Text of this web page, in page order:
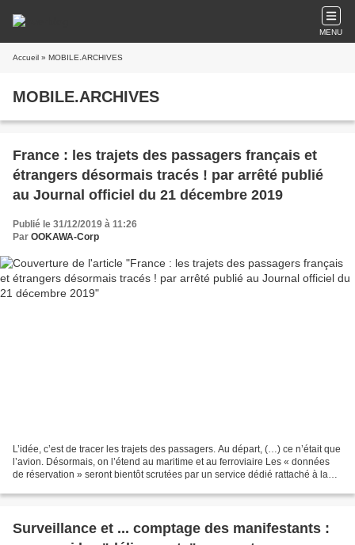
MENU
Accueil » MOBILE.ARCHIVES
MOBILE.ARCHIVES
France : les trajets des passagers français et
étrangers désormais tracés ! par arrêté publié
au Journal officiel du 21 décembre 2019
Publié le 31/12/2019 à 11:26
Par OOKAWA-Corp
L’idée, c’est de tracer les trajets des passagers. Au départ, (…) ce n’était que
l’avion. Désormais, on l’étend au maritime et au ferroviaire Les « données
de réservation » seront bientôt scrutées par un service dédié rattaché à la
Surveillance et ... comptage des manifestants :